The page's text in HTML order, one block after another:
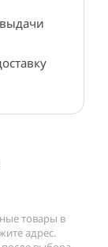
товары в
адрес.